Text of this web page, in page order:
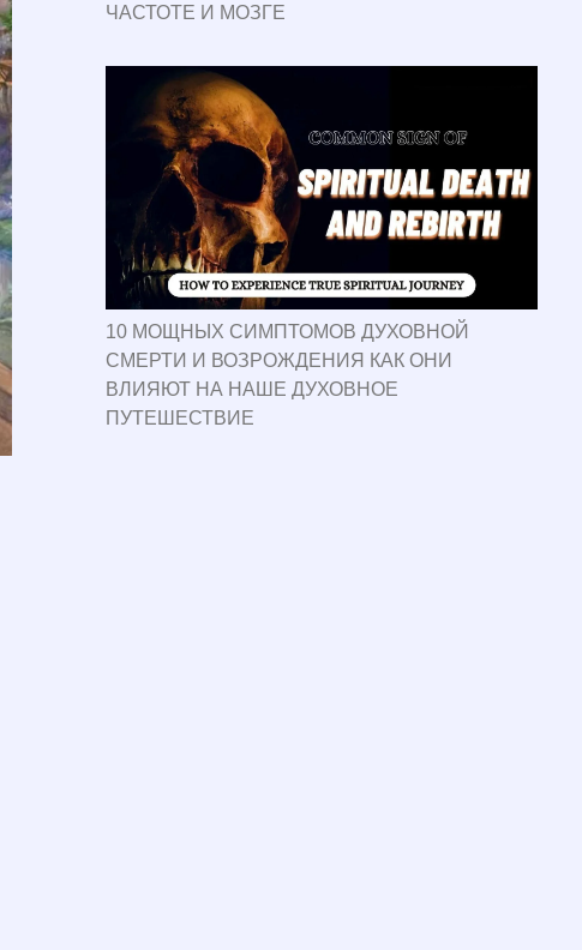
ЧАСТОТЕ И МОЗГЕ
10 МОЩНЫХ СИМПТОМОВ ДУХОВНОЙ
СМЕРТИ И ВОЗРОЖДЕНИЯ КАК ОНИ
ВЛИЯЮТ НА НАШЕ ДУХОВНОЕ
ПУТЕШЕСТВИЕ